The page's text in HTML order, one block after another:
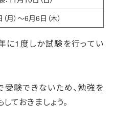
月）～6月6日（木）
に1度しか試験を行ってい
験できないため、勉強を
ておきましょう。